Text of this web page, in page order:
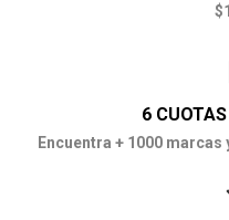
6
Encuentra + 1000